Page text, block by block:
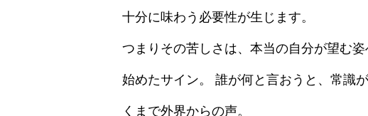
十分に味わう必要性が生じます。
つまりその苦しさは、本当の自分が望む
始めたサイン。 誰が何と言おうと、常識
くまで外界からの声。